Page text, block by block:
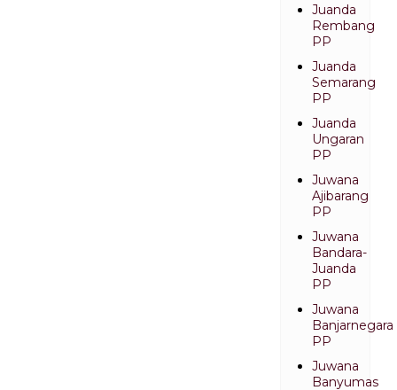
Juanda
Rembang
PP
Juanda
Semarang
PP
Juanda
Ungaran
PP
Juwana
Ajibarang
PP
Juwana
Bandara-
Juanda
PP
Juwana
Banjarnegara
PP
Juwana
Banyumas